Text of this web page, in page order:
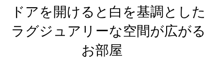
ドアを開けると白を基調とした
ラグジュアリーな空間が広がる
お部屋